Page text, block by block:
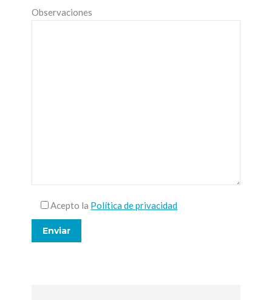
Observaciones
Acepto la Política de privacidad